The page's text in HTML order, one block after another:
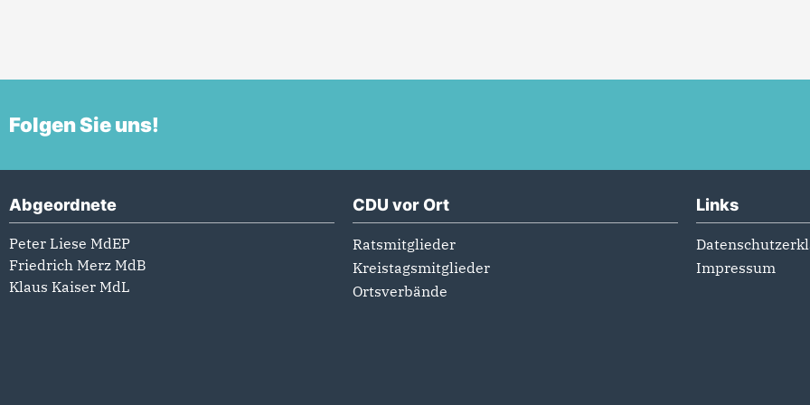
Folgen Sie uns!
Abgeordnete
Peter Liese MdEP
Friedrich Merz MdB
Klaus Kaiser MdL
CDU vor Ort
Ratsmitglieder
Kreistagsmitglieder
Ortsverbände
Links
Impressum